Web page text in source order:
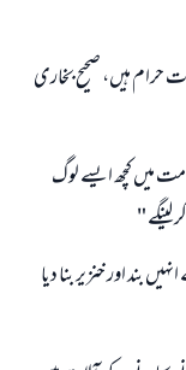
ہيں، صحيح بخارى
ميں كچھ ايسے لوگ
لينگے "
بند اور خنزير بنا ديا